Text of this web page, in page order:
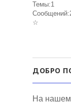
Темы:1
☆
ДОБРО
На нашем